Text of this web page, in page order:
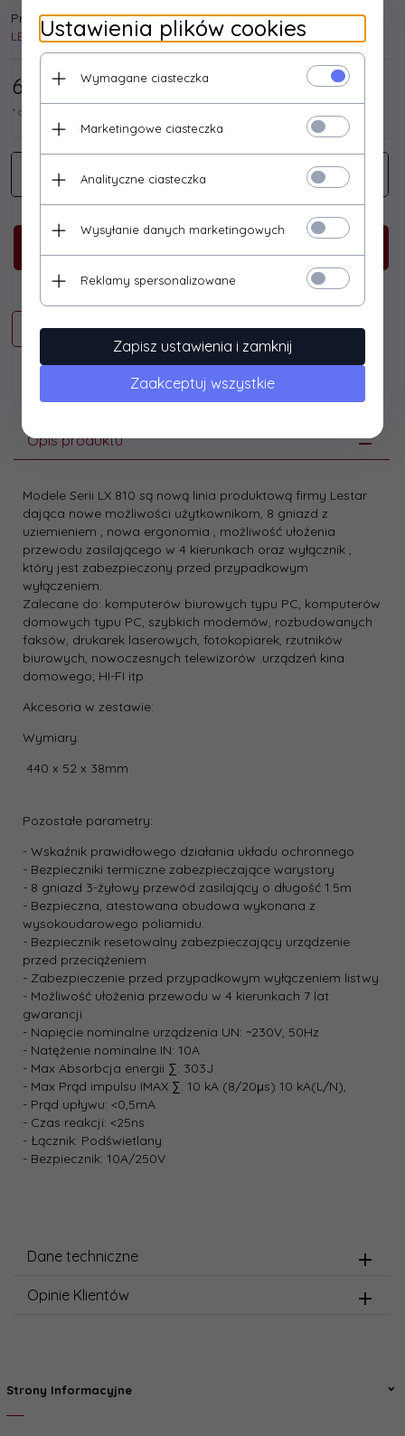
Producent:
LESTAR
61, 79 / 76,00 PLN*
* cena netto / brutto
Opis produktu
Modele Serii LX 810 są nową linia produktową firmy Lestar
dająca nowe możliwości użytkownikom, 8 gniazd z
uziemieniem , nowa ergonomia , możliwość ułożenia
przewodu zasilającego w 4 kierunkach oraz wyłącznik ,
który jest zabezpieczony przed przypadkowym
wyłączeniem.
Zalecane do: komputerów biurowych typu PC, komputerów
domowych typu PC, szybkich modemów, rozbudowanych
faksów, drukarek laserowych, fotokopiarek, rzutników
biurowych, nowoczesnych telewizorów .urządzeń kina
domowego; HI-FI itp.
Akcesoria w zestawie:
Wymiary:
440 x 52 x 38mm
Pozostałe parametry:
- Wskaźnik prawidłowego działania układu ochronnego
- Bezpieczniki termiczne zabezpieczające warystory
- 8 gniazd 3-żyłowy przewód zasilający o długość 1.5m
- Bezpieczna, atestowana obudowa wykonana z
wysokoudarowego poliamidu.
- Bezpiecznik resetowalny zabezpieczający urządzenie
przed przeciążeniem
- Zabezpieczenie przed przypadkowym wyłączeniem listwy
- Możliwość ułożenia przewodu w 4 kierunkach 7 lat
gwarancji
- Napięcie nominalne urządzenia UN: ~230V, 50Hz
- Natężenie nominalne IN: 10A
- Max Absorbcja energii ∑: 303J
- Max Prąd impulsu IMAX ∑: 10 kA (8/20μs) 10 kA(L/N),
- Prąd upływu: <0,5mA
- Czas reakcji: <25ns
- Łącznik: Podświetlany
- Bezpiecznik: 10A/250V
Dane techniczne
Opinie Klientów
Strony Informacyjne
Ustawienia plików cookies
Wymagane ciasteczka
Marketingowe ciasteczka
Analityczne ciasteczka
Wysyłanie danych marketingowych
Reklamy spersonalizowane
Zapisz ustawienia i zamknij
Zaakceptuj wszystkie